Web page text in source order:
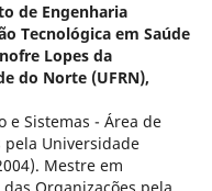
de Engenharia
Tecnológica em Saúde
Lopes da
do Norte (UFRN),
e Sistemas - Área de
pela Universidade
Mestre em